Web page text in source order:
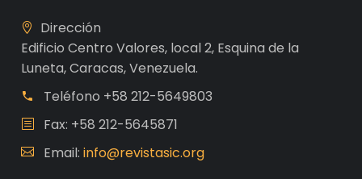
Dirección
Edificio Centro Valores, local 2, Esquina de la
Luneta, Caracas, Venezuela.
Teléfono +58 212-5649803
Fax: +58 212-5645871
Email: info@revistasic.org